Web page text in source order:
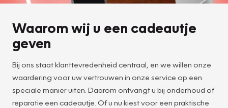
Waarom wij u een cadeautje
geven
Bij ons staat klanttevredenheid centraal, en we willen onze
waardering voor uw vertrouwen in onze service op een
speciale manier uiten. Daarom ontvangt u bij onderhoud of
reparatie een cadeautje. Of u nu kiest voor een praktische